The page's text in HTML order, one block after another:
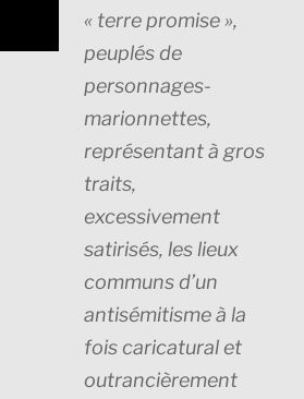
« terre promise »,
peuplés de
personnages-
marionnettes,
représentant à gros
traits,
excessivement
satirisés, les lieux
communs d’un
antisémitisme à la
fois caricatural et
outrancièrement